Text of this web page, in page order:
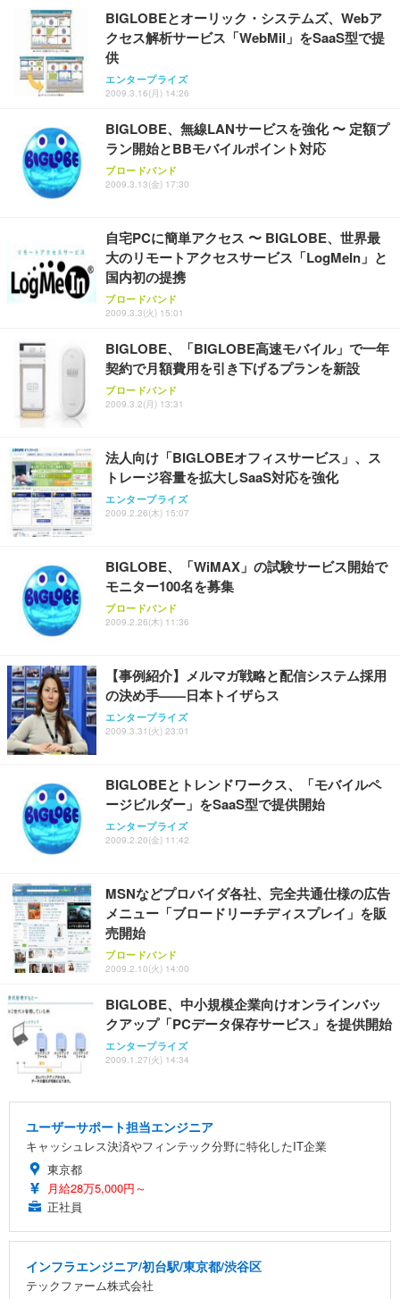
BIGLOBEとオーリック・システムズ、Webア
クセス解析サービス「WebMil」をSaaS型で提
供
エンタープライズ
2009.3.16(月) 14:26
BIGLOBE、無線LANサービスを強化 〜 定額プ
ラン開始とBBモバイルポイント対応
ブロードバンド
2009.3.13(金) 17:30
自宅PCに簡単アクセス 〜 BIGLOBE、世界最
大のリモートアクセスサービス「LogMeIn」と
国内初の提携
ブロードバンド
2009.3.3(火) 15:01
BIGLOBE、「BIGLOBE高速モバイル」で一年
契約で月額費用を引き下げるプランを新設
ブロードバンド
2009.3.2(月) 13:31
法人向け「BIGLOBEオフィスサービス」、ス
トレージ容量を拡大しSaaS対応を強化
エンタープライズ
2009.2.26(木) 15:07
BIGLOBE、「WiMAX」の試験サービス開始で
モニター100名を募集
ブロードバンド
2009.2.26(木) 11:36
【事例紹介】メルマガ戦略と配信システム採用
の決め手——日本トイザらス
エンタープライズ
2009.3.31(火) 23:01
BIGLOBEとトレンドワークス、「モバイルペ
ージビルダー」をSaaS型で提供開始
エンタープライズ
2009.2.20(金) 11:42
MSNなどプロバイダ各社、完全共通仕様の広告
メニュー「ブロードリーチディスプレイ」を販
売開始
ブロードバンド
2009.2.10(火) 14:00
BIGLOBE、中小規模企業向けオンラインバッ
クアップ「PCデータ保存サービス」を提供開始
エンタープライズ
2009.1.27(火) 14:34
ユーザーサポート担当エンジニア
キャッシュレス決済やフィンテック分野に特化したIT企業
東京都
月給28万5,000円～
正社員
インフラエンジニア/初台駅/東京都/渋谷区
テックファーム株式会社